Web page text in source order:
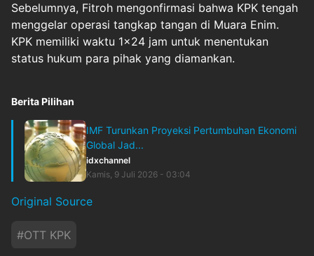
Sebelumnya, Fitroh mengonfirmasi bahwa KPK tengah
menggelar operasi tangkap tangan di Muara Enim.
KPK memiliki waktu 1x24 jam untuk menentukan
status hukum para pihak yang diamankan.
Berita Pilihan
IMF Turunkan Proyeksi Pertumbuhan Ekonomi
Global Jad...
idxchannel
Kamis, 9 Juli 2026 - 03:04
Original Source
#OTT KPK